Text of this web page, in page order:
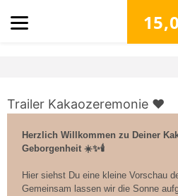
Trailer Kakaozeremonie ♥️
Herzlich Willkommen zu Deiner
Geborgenheit ☀️✨🕯️
Hier siehst Du eine kleine Vorschau
Gemeinsam lassen wir die Sonne